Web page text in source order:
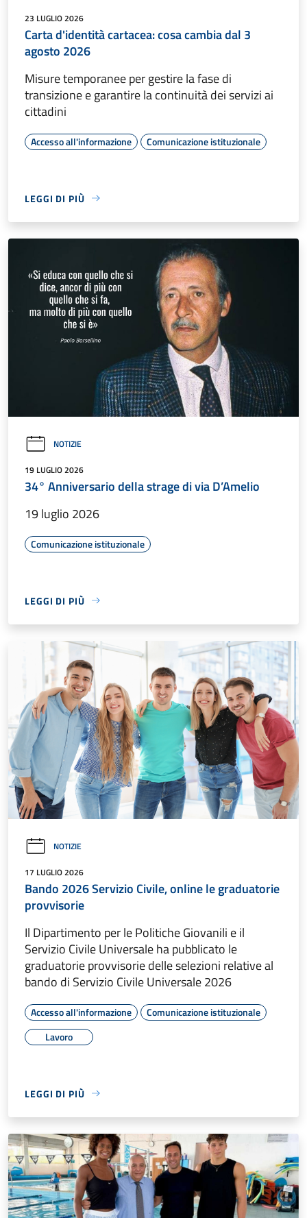
23 LUGLIO 2026
Carta d'identità cartacea: cosa cambia dal 3
agosto 2026
Misure temporanee per gestire la fase di
transizione e garantire la continuità dei servizi ai
cittadini
Accesso all'informazione Comunicazione istituzionale
LEGGI DI PIÙ
NOTIZIE
19 LUGLIO 2026
34° Anniversario della strage di via D’Amelio
19 luglio 2026
Comunicazione istituzionale
LEGGI DI PIÙ
NOTIZIE
17 LUGLIO 2026
Bando 2026 Servizio Civile, online le graduatorie
provvisorie
Il Dipartimento per le Politiche Giovanili e il
Servizio Civile Universale ha pubblicato le
graduatorie provvisorie delle selezioni relative al
bando di Servizio Civile Universale 2026
Accesso all'informazione
Comunicazione istituzionale
Lavoro
LEGGI DI PIÙ